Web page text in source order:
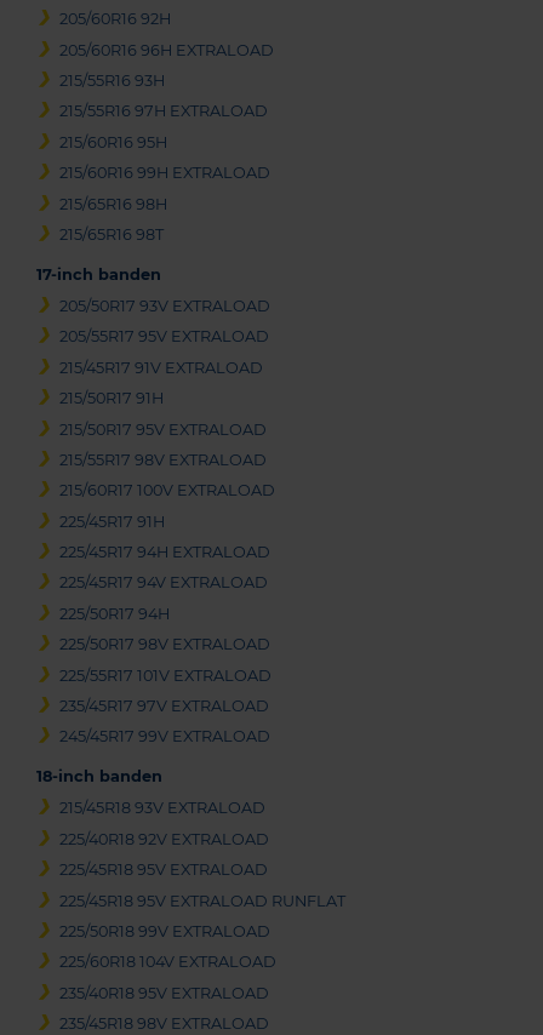
205/60R16 92H
205/60R16 96H EXTRALOAD
215/55R16 93H
215/55R16 97H EXTRALOAD
215/60R16 95H
215/60R16 99H EXTRALOAD
215/65R16 98H
215/65R16 98T
17-inch banden
205/50R17 93V EXTRALOAD
205/55R17 95V EXTRALOAD
215/45R17 91V EXTRALOAD
215/50R17 91H
215/50R17 95V EXTRALOAD
215/55R17 98V EXTRALOAD
215/60R17 100V EXTRALOAD
225/45R17 91H
225/45R17 94H EXTRALOAD
225/45R17 94V EXTRALOAD
225/50R17 94H
225/50R17 98V EXTRALOAD
225/55R17 101V EXTRALOAD
235/45R17 97V EXTRALOAD
245/45R17 99V EXTRALOAD
18-inch banden
215/45R18 93V EXTRALOAD
225/40R18 92V EXTRALOAD
225/45R18 95V EXTRALOAD
225/45R18 95V EXTRALOAD RUNFLAT
225/50R18 99V EXTRALOAD
225/60R18 104V EXTRALOAD
235/40R18 95V EXTRALOAD
235/45R18 98V EXTRALOAD